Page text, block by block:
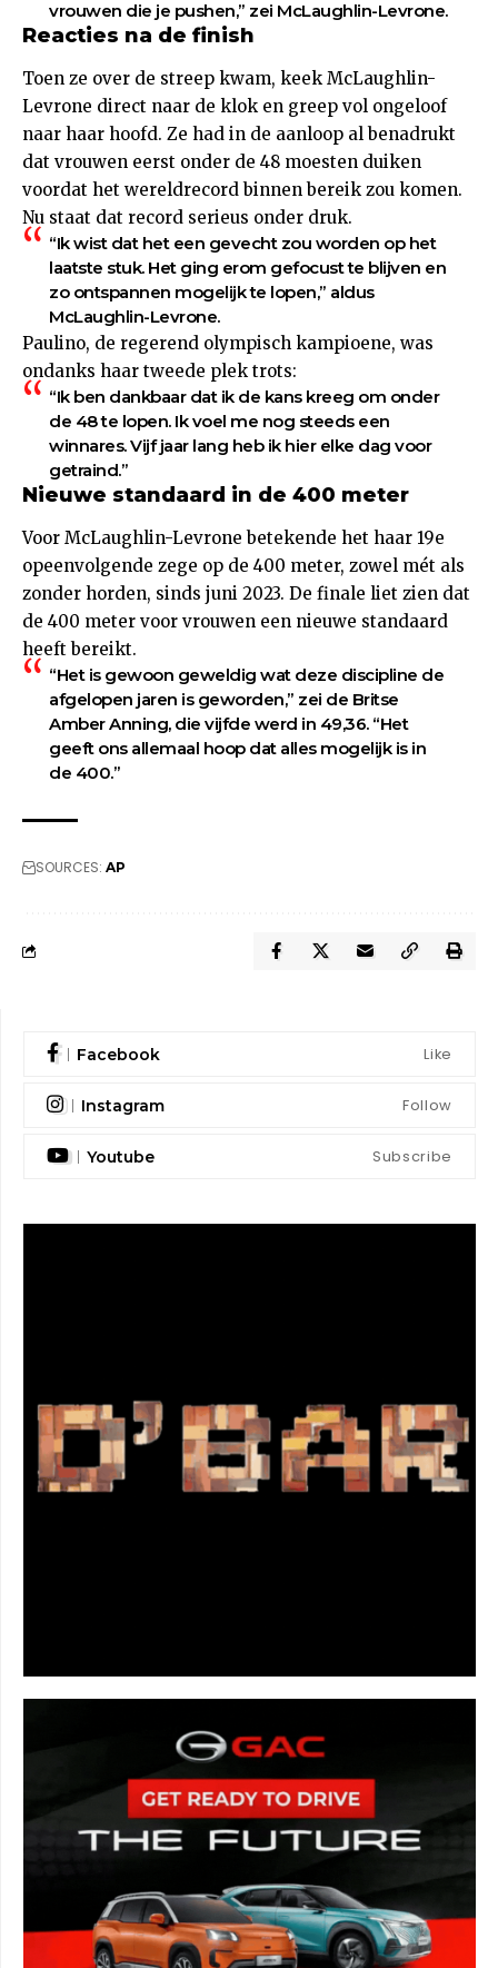
vrouwen die je pushen,” zei McLaughlin-Levrone.
Reacties na de finish
Toen ze over de streep kwam, keek McLaughlin-
Levrone direct naar de klok en greep vol ongeloof
naar haar hoofd. Ze had in de aanloop al benadrukt
dat vrouwen eerst onder de 48 moesten duiken
voordat het wereldrecord binnen bereik zou komen.
Nu staat dat record serieus onder druk.
“Ik wist dat het een gevecht zou worden op het
laatste stuk. Het ging erom gefocust te blijven en
zo ontspannen mogelijk te lopen,” aldus
McLaughlin-Levrone.
Paulino, de regerend olympisch kampioene, was
ondanks haar tweede plek trots:
“Ik ben dankbaar dat ik de kans kreeg om onder
de 48 te lopen. Ik voel me nog steeds een
winnares. Vijf jaar lang heb ik hier elke dag voor
getraind.”
Nieuwe standaard in de 400 meter
Voor McLaughlin-Levrone betekende het haar 19e
opeenvolgende zege op de 400 meter, zowel mét als
zonder horden, sinds juni 2023. De finale liet zien dat
de 400 meter voor vrouwen een nieuwe standaard
heeft bereikt.
“Het is gewoon geweldig wat deze discipline de
afgelopen jaren is geworden,” zei de Britse
Amber Anning, die vijfde werd in 49,36. “Het
geeft ons allemaal hoop dat alles mogelijk is in
de 400.”
SOURCES: AP
Facebook Like
Instagram Follow
Youtube Subscribe